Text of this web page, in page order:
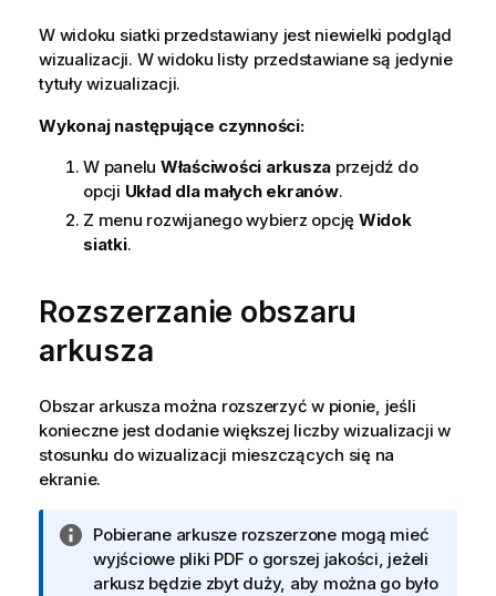
W widoku siatki przedstawiany jest niewielki podgląd
wizualizacji. W widoku listy przedstawiane są jedynie
tytuły wizualizacji.
Wykonaj następujące czynności:
W panelu Właściwości arkusza przejdź do
opcji Układ dla małych ekranów.
Z menu rozwijanego wybierz opcję Widok
siatki.
Rozszerzanie obszaru
arkusza
Obszar arkusza można rozszerzyć w pionie, jeśli
konieczne jest dodanie większej liczby wizualizacji w
stosunku do wizualizacji mieszczących się na
ekranie.
I
n
f
Pobierane arkusze rozszerzone mogą mieć
wyjściowe pliki PDF o gorszej jakości, jeżeli
arkusz będzie zbyt duży, aby można go było